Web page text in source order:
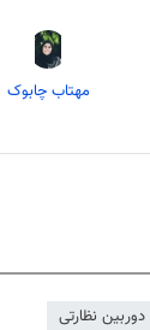
مهتاب چابوک
دوربین نظارتی